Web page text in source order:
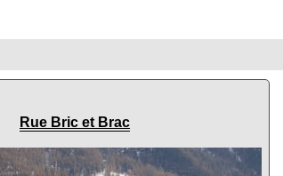
Rue Bric et Brac